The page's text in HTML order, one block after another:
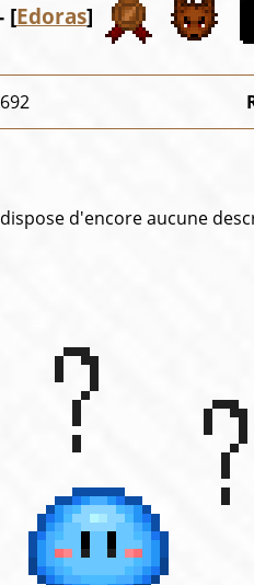
[Edoras]
d'encore aucune